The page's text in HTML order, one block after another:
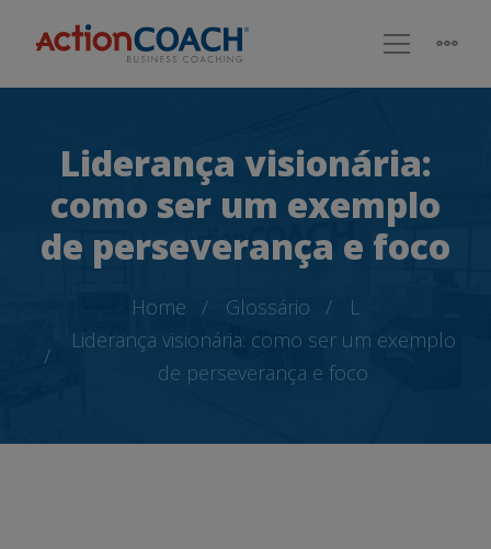
Liderança visionária:
como ser um exemplo
de perseverança e foco
Home Glossário
L
Liderança visionária: como ser um exemplo
de perseverança e foco